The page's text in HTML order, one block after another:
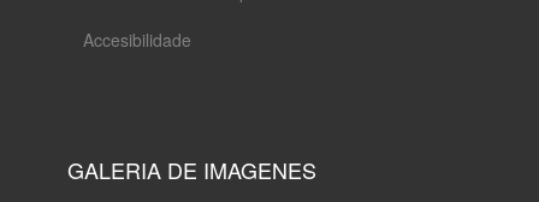
Accesibilidade
GALERIA DE IMAGENES